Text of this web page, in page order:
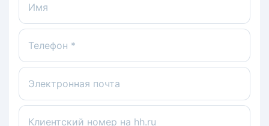
Имя
Телефон *
Электронная почта
Клиентский номер на hh.ru